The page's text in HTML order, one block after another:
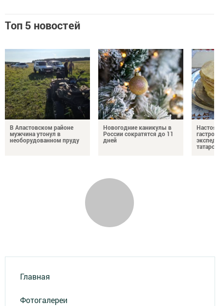
Топ 5 новостей
В Апастовском районе
мужчина утонул в
необорудованном пруду
Новогодние каникулы в
России сократятся до 11
дней
Главная
Фотогалереи